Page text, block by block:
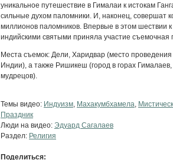
уникальное путешествие в Гималаи к истокам
сильные духом паломники. И, наконец, совершат
миллионов паломников. Впервые в этом шествии к
индийскими святыми приняла участие съемочная
Места съемок: Дели, Харидвар (место
Индии), а также Ришикеш (город в горах
мудрецов).
Темы видео: Индуизм Махакумбхамела
Праздник
Люди на видео: Эдуард Сагалаев
Раздел: Религия
Поделиться: